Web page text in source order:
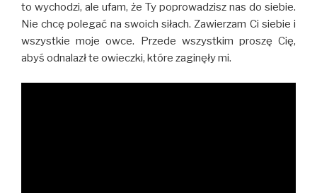
to wychodzi, ale ufam, że Ty poprowadzisz nas do siebie.
Nie chcę polegać na swoich siłach. Zawierzam Ci siebie i
wszystkie moje owce. Przede wszystkim proszę Cię,
abyś odnalazł te owieczki, które zaginęły mi.